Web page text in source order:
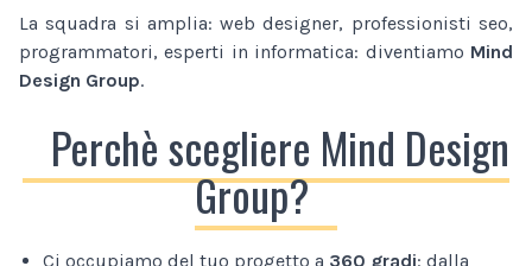
La squadra si amplia: web designer, professionisti seo,
programmatori, esperti in informatica: diventiamo Mind
Design Group.
Perchè scegliere Mind Design
Group?
Ci occupiamo del tuo progetto a 360 gradi: dalla